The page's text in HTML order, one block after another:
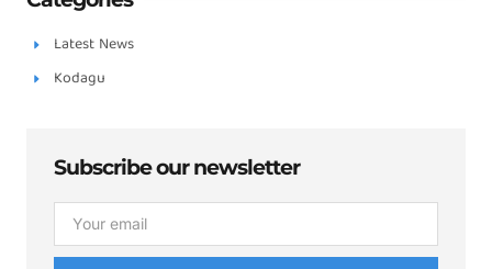
Latest News
Kodagu
Subscribe our newsletter